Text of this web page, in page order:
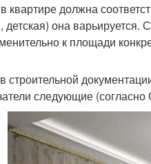
квартире должна
детская) она
к площади
следующие